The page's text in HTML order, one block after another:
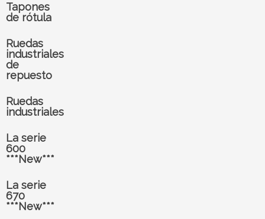
Tapones
de rótula
Ruedas
industriales
de
repuesto
Ruedas
industriales
La serie
600
***New***
La serie
670
***New***